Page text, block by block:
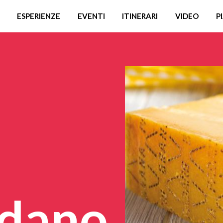
ESPERIENZE EVENTI ITINERARI VIDEO